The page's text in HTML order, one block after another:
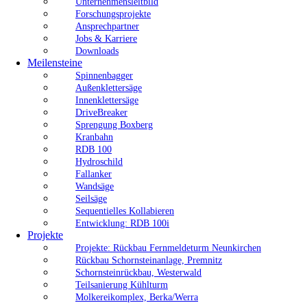
Forschungsprojekte
Ansprechpartner
Jobs & Karriere
Downloads
Meilensteine
Spinnenbagger
Außenklettersäge
Innenklettersäge
DriveBreaker
Sprengung Boxberg
Kranbahn
RDB 100
Hydroschild
Fallanker
Wandsäge
Seilsäge
Sequentielles Kollabieren
Entwicklung: RDB 100i
Projekte
Projekte: Rückbau Fernmeldeturm Neunkirchen
Rückbau Schornsteinanlage, Premnitz
Schornsteinrückbau, Westerwald
Teilsanierung Kühlturm
Molkereikomplex, Berka/Werra